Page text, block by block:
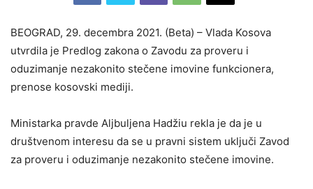
BEOGRAD, 29. decembra 2021. (Beta) – Vlada Kosova
utvrdila je Predlog zakona o Zavodu za proveru i
oduzimanje nezakonito stečene imovine funkcionera,
prenose kosovski mediji.
Ministarka pravde Aljbuljena Hadžiu rekla je da je u
društvenom interesu da se u pravni sistem uključi Zavod
za proveru i oduzimanje nezakonito stečene imovine.